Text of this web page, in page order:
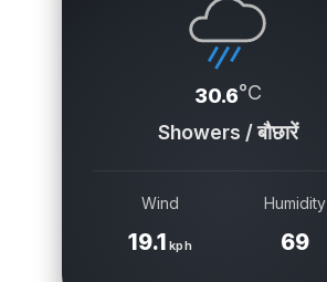
30.6°C
Showers / बौछारें
Wind
19.1 kph
Humidity
69